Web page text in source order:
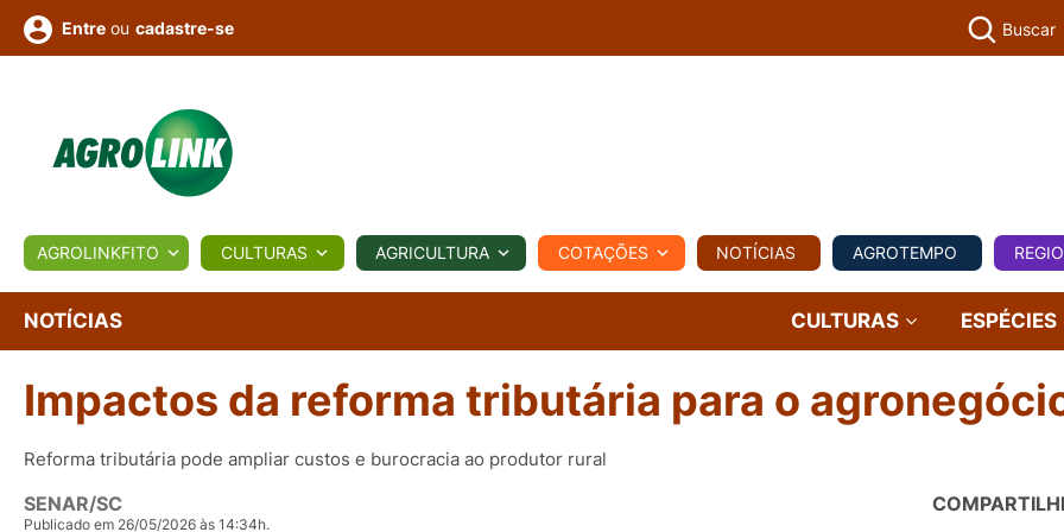
BIOLÓGICOS COTAÇÕES NOTÍCIAS AGROTEMPO REGIONAL COMERCIAL AGROVIAGENS
Conversor Colunistas Eventos
e
Vídeos
Entre ou cadastre-se Buscar
AGROLINKFITO CULTURAS AGRICULTURA COTAÇÕES NOTÍCIAS AGROTEMPO
NOTÍCIAS CULTURAS ESPÉCIES
Impactos da reforma tributária para o
Reforma tributária pode ampliar custos e burocracia ao produtor rural
SENAR/SC
Publicado em 26/05/2026 às 14:34h.